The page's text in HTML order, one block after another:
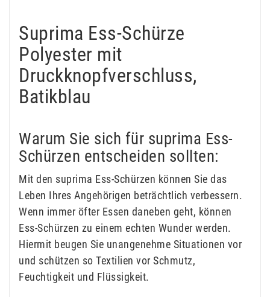
Suprima Ess-Schürze
Polyester mit
Druckknopfverschluss,
Batikblau
Warum Sie sich für suprima Ess-
Schürzen entscheiden sollten:
Mit den suprima Ess-Schürzen können Sie das
Leben Ihres Angehörigen beträchtlich verbessern.
Wenn immer öfter Essen daneben geht, können
Ess-Schürzen zu einem echten Wunder werden.
Hiermit beugen Sie unangenehme Situationen vor
und schützen so Textilien vor Schmutz,
Feuchtigkeit und Flüssigkeit.